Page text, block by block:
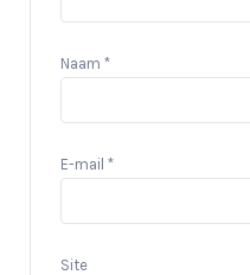
Naam *
E-mail *
Site